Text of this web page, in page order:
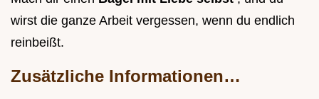
wirst die ganze Arbeit vergessen, wenn du endlich
reinbeißt.
Zusätzliche Informationen…